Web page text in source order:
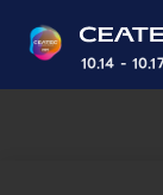
10.14 -